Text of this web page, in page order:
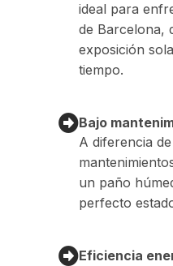
ideal para
de Barcelona,
exposición
tiempo.
Bajo
A diferencia
un paño
perfecto
Eficiencia